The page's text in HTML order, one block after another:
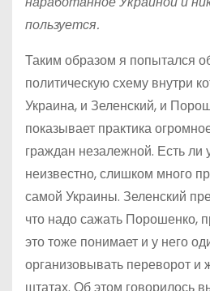
пользуется.
Таким образом я попытался
политическую схему внутри
Украина, и Зеленский, и
показывает практика
граждан незалежной. Есть ли
неизвестно, слишком много
самой Украины. Зеленский
что надо сажать Порошенко,
это тоже понимает и у него
организовывать переворот и